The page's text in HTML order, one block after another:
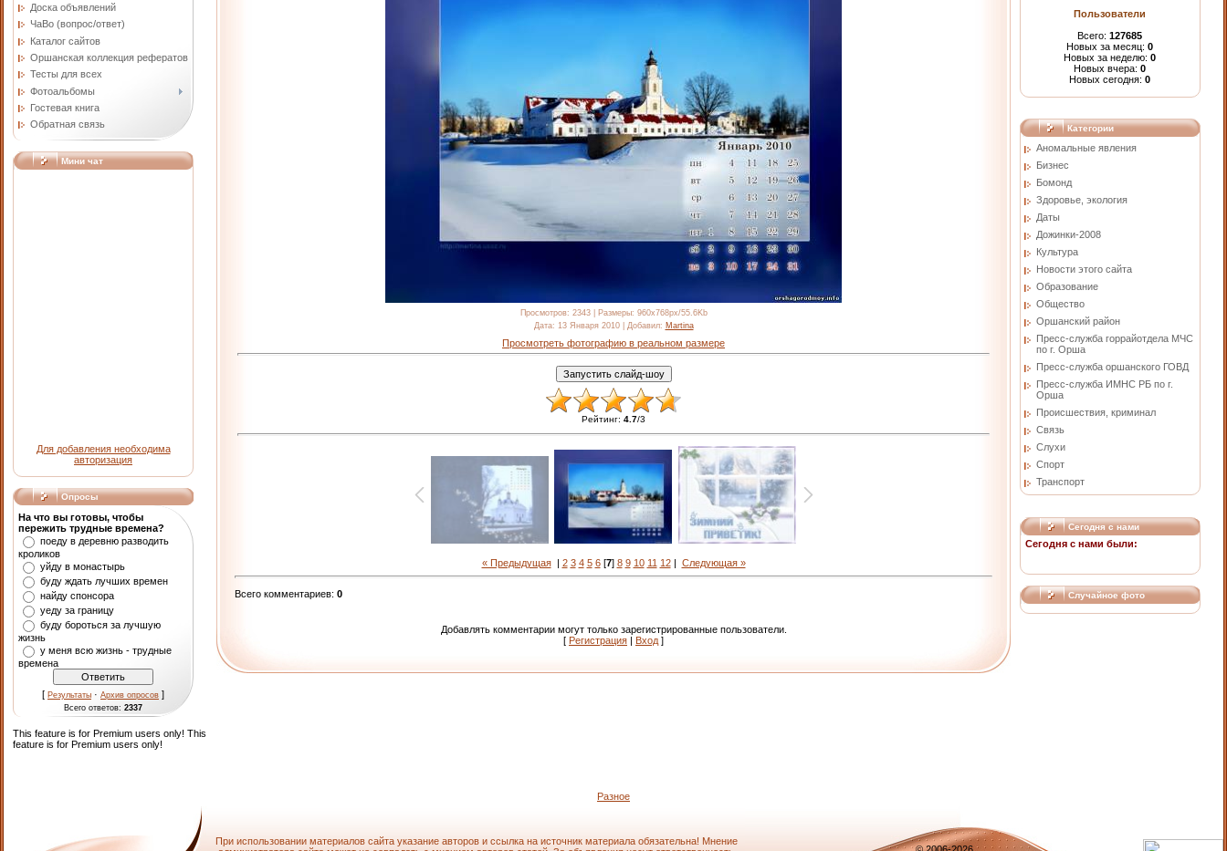
Доска объявлений
ЧаВо (вопрос/ответ)
Каталог сайтов
Оршанская коллекция рефератов
Тесты для всех
Фотоальбомы
Гостевая книга
Обратная связь
Мини чат
Для добавления необходима
авторизация
Опросы
На что вы готовы, чтобы
пережить трудные времена?
поеду в деревню разводить
кроликов
уйду в монастырь
буду ждать лучших времен
найду спонсора
уеду за границу
буду бороться за лучшую
жизнь
у меня всю жизнь - трудные
времена
[ Результаты · Архив опросов ]
Всего ответов: 2337
This feature is for Premium users only! This
feature is for Premium users only!
Просмотров: 2343 | Размеры: 960x768px/55.6Kb
Дата: 13 Января 2010 | Добавил: Martina
Просмотреть фотографию в реальном размере
Рейтинг: 4.7/3
« Предыдущая| 2 3 4 5 6[7] 8 9 10 11 12| Следующая »
Всего комментариев: 0
Добавлять комментарии могут только зарегистрированные пользователи.
[ Регистрация Вход ]
Пользователи
Всего: 127685
Новых за месяц: 0
Новых за неделю: 0
Новых вчера: 0
Новых сегодня: 0
Категории
Аномальные явления
Бизнес
Бомонд
Здоровье, экология
Даты
Дожинки-2008
Культура
Новости этого сайта
Образование
Общество
Оршанский район
Пресс-служба горрайотдела МЧС
по г. Орша
Пресс-служба оршанского ГОВД
Пресс-служба ИМНС РБ по г.
Орша
Проиcшествия, криминал
Связь
Слухи
Спорт
Транспорт
Сегодня с нами
Сегодня с нами были:
Случайное фото
Разное
При использовании материалов сайта указание авторов и ссылка на источник материала обязательна! Мнение